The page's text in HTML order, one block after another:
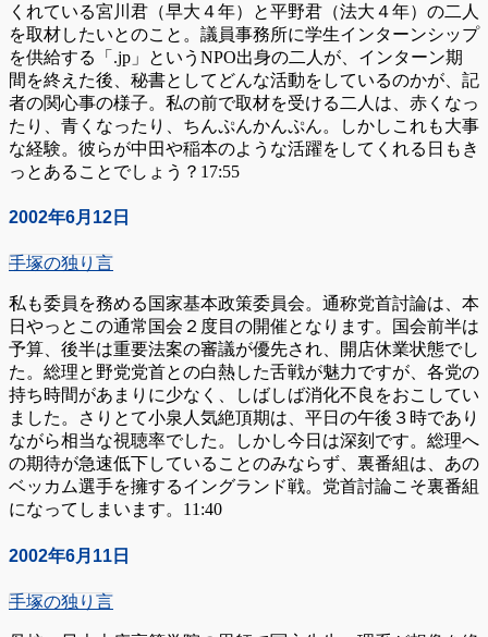
くれている宮川君（早大４年）と平野君（法大４年）の二人
を取材したいとのこと。議員事務所に学生インターンシップ
を供給する「.jp」というNPO出身の二人が、インターン期
間を終えた後、秘書としてどんな活動をしているのかが、記
者の関心事の様子。私の前で取材を受ける二人は、赤くなっ
たり、青くなったり、ちんぷんかんぷん。しかしこれも大事
な経験。彼らが中田や稲本のような活躍をしてくれる日もき
っとあることでしょう？17:55
2002年6月12日
手塚の独り言
私も委員を務める国家基本政策委員会。通称党首討論は、本
日やっとこの通常国会２度目の開催となります。国会前半は
予算、後半は重要法案の審議が優先され、開店休業状態でし
た。総理と野党党首との白熱した舌戦が魅力ですが、各党の
持ち時間があまりに少なく、しばしば消化不良をおこしてい
ました。さりとて小泉人気絶頂期は、平日の午後３時であり
ながら相当な視聴率でした。しかし今日は深刻です。総理へ
の期待が急速低下していることのみならず、裏番組は、あの
ベッカム選手を擁するイングランド戦。党首討論こそ裏番組
になってしまいます。11:40
2002年6月11日
手塚の独り言